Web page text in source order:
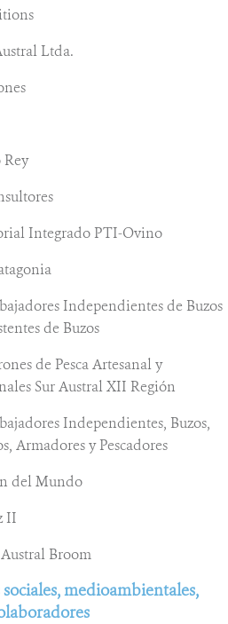
Ltda.
Rey
Integrado PTI-Ovino
Independientes de Buzos
de Buzos
de Pesca Artesanal y
Sur Austral XII Región
Independientes, Buzos,
Armadores y Pescadores
del Mundo
II
Broom
medioambientales,